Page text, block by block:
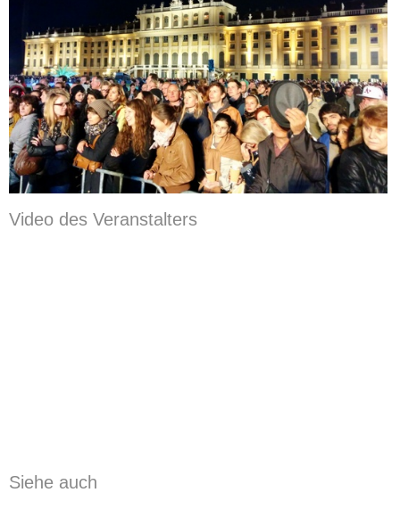
Video des Veranstalters
Siehe auch